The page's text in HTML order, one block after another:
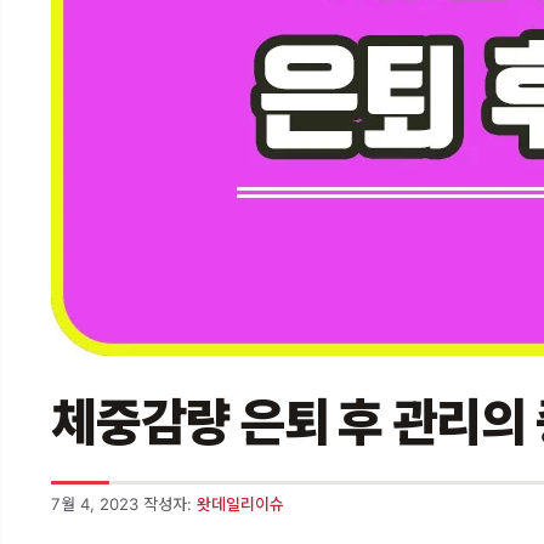
체중감량 은퇴 후 관리의
7월 4, 2023 작성자: 왓데일리이슈